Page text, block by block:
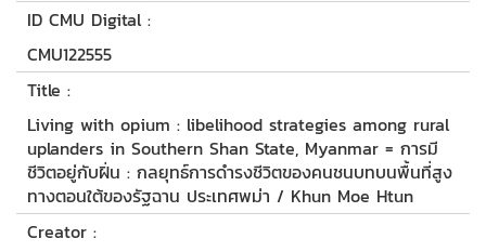
ID CMU Digital :
CMU122555
Title :
Living with opium : libelihood strategies among rural
uplanders in Southern Shan State, Myanmar = การมี
ชีวิตอยู่กับฝิ่น : กลยุทธ์การดำรงชีวิตของคนชนบทบนพื้นที่สูง
ทางตอนใต้ของรัฐฉาน ประเทศพม่า / Khun Moe Htun
Creator :